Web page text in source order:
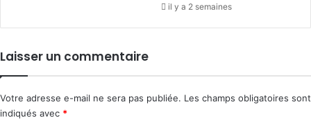
il y a 2 semaines
Laisser un commentaire
Votre adresse e-mail ne sera pas publiée. Les champs obligatoires sont
indiqués avec *